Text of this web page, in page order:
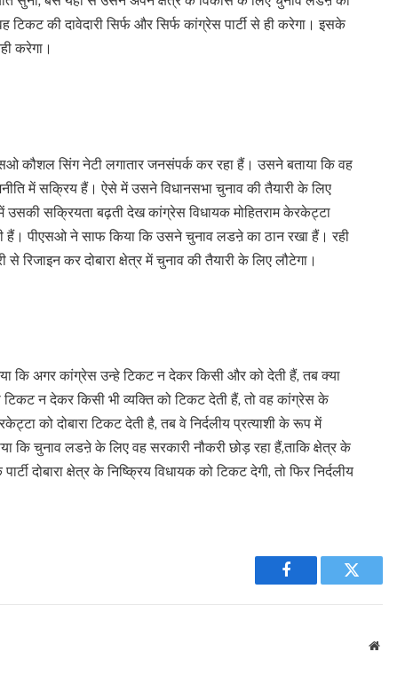
की दावेदारी सिर्फ और सिर्फ कांग्रेस पार्टी से ही करेगा। इसके
करेगा।
कौशल सिंग नेटी लगातार जनसंपर्क कर रहा हैं। उसने बताया कि वह
में सक्रिय हैं। ऐसे में उसने विधानसभा चुनाव की तैयारी के लिए
सक्रियता बढ़ती देख कांग्रेस विधायक मोहितराम केरकेट्टा
पीएसओ ने साफ किया कि उसने चुनाव लडऩे का ठान रखा हैं। रही
कर दोबारा क्षेत्र में चुनाव की तैयारी के लिए लौटेगा।
कि अगर कांग्रेस उन्हे टिकट न देकर किसी और को देती हैं, तब क्या
न देकर किसी भी व्यक्ति को टिकट देती हैं, तो वह कांग्रेस के
को दोबारा टिकट देती है, तब वे निर्दलीय प्रत्याशी के रूप में
चुनाव लडऩे के लिए वह सरकारी नौकरी छोड़ रहा हैं,ताकि क्षेत्र के
क्षेत्र के निष्क्रिय विधायक को टिकट देगी, तो फिर निर्दलीय
Facebook Twitter
Website